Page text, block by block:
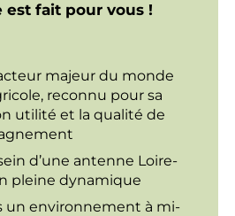
est fait pour vous !
majeur du monde
reconnu pour sa
utilité et la qualité de
d’une antenne Loire-
pleine dynamique
un environnement à mi-